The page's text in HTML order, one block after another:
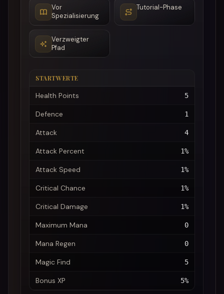
Vor
Spezialisierung
Tutorial-Phase
Verzweigter
Pfad
STARTWERTE
Health Points 5
Defence 1
Attack 4
Attack Percent 1%
Attack Speed 1%
Critical Chance 1%
Critical Damage 1%
Maximum Mana 0
Mana Regen 0
Magic Find 5
Bonus XP 5%